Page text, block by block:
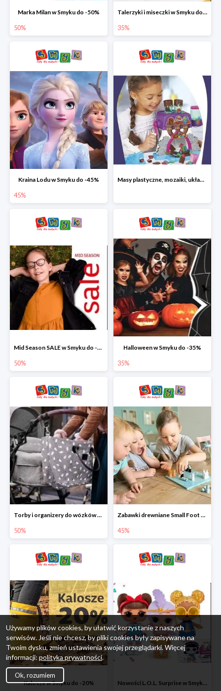
Marka Milan w Smyku do -50%
50%
Talerzyki i miseczki w Smyku do -35%
35%
Kraina Lodu w Smyku do -45%
45%
Masy plastyczne, mozaiki, układanki do -45%
Mid Season SALE w Smyku do -50%
50%
Halloween w Smyku do -35%
35%
Torby i organizery do wózków w Smyku do -50%
50%
Zabawki drewniane Small Foot do -45%
45%
Kalosze w Smyku do -20% Nowości L.O.L. Surprise w Smyku do -45%
Używamy plików cookies, by ułatwić korzystanie z naszych
serwisów. Jeśli nie chcesz, by pliki cookies były zapisywane na
Twoim dysku, zmień ustawienia swojej przeglądarki. Więcej
informacji: polityka prywatności.
Ok, rozumiem